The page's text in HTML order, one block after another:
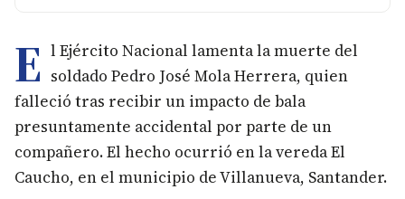
E l Ejército Nacional lamenta la muerte del
soldado Pedro José Mola Herrera, quien
falleció tras recibir un impacto de bala
presuntamente accidental por parte de un
compañero. El hecho ocurrió en la vereda El
Caucho, en el municipio de Villanueva, Santander.